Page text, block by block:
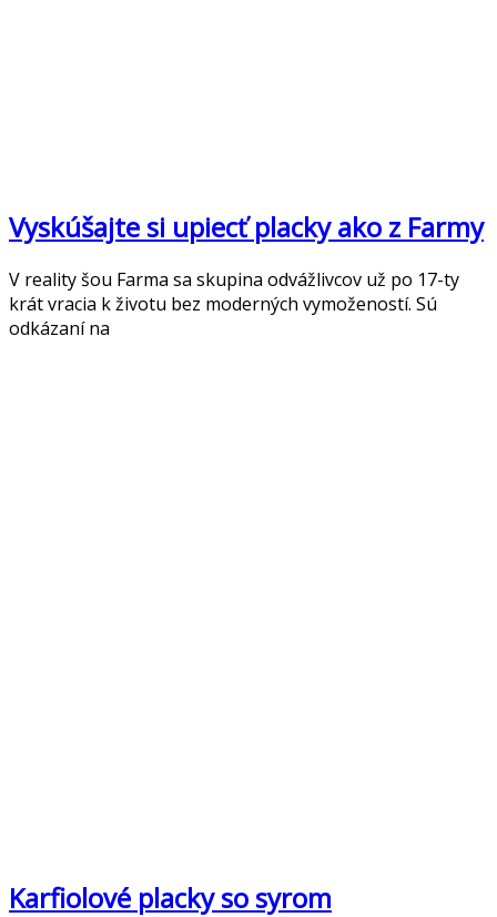
Vyskúšajte si upiecť placky ako z Farmy
V reality šou Farma sa skupina odvážlivcov už po 17-ty
krát vracia k životu bez moderných vymožeností. Sú
odkázaní na
Karfiolové placky so syrom